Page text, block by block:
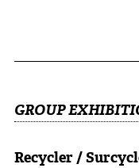
GROUP
Recycler /